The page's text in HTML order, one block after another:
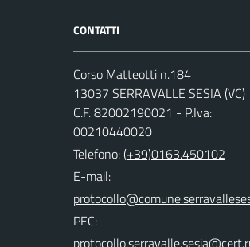
CONTATTI
Corso Matteotti n.184
13037 SERRAVALLE SESIA (VC)
C.F. 82002190021 - P.Iva:
00210440020
Telefono:(+39)0163.450102
E-mail:
PEC: